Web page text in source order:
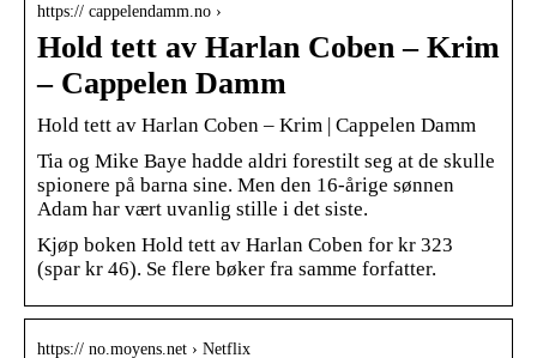
https:// cappelendamm.no ›
Hold tett av Harlan Coben – Krim
– Cappelen Damm
Hold tett av Harlan Coben – Krim | Cappelen Damm
Tia og Mike Baye hadde aldri forestilt seg at de skulle
spionere på barna sine. Men den 16-årige sønnen
Adam har vært uvanlig stille i det siste.
Kjøp boken Hold tett av Harlan Coben for kr 323
(spar kr 46). Se flere bøker fra samme forfatter.
https:// no.moyens.net › Netflix